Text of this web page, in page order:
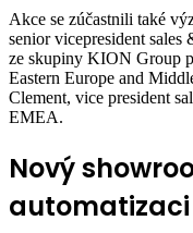
Akce se zúčastnili také
senior vicepresident
ze skupiny KION Group
Eastern Europe and
Clement, vice president
EMEA.
Nový
automatizaci